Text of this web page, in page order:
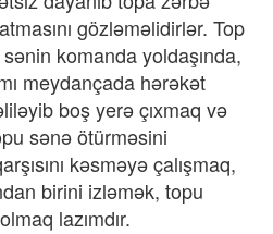
gözləməlidirlər. Top
komanda yoldaşında,
meydançada hərəkət
boş yerə çıxmaq və
sənə ötürməsini
kəsməyə çalışmaq,
birini izləmək, topu
lazımdır.